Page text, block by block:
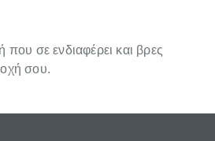
σε ενδιαφέρει και βρες
σου.